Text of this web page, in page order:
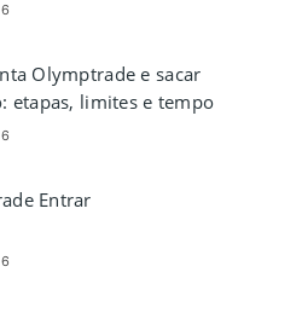
Olymptrade e sacar
etapas, limites e tempo
Entrar